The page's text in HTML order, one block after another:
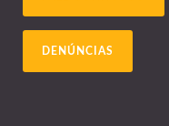
DENÚNCIAS